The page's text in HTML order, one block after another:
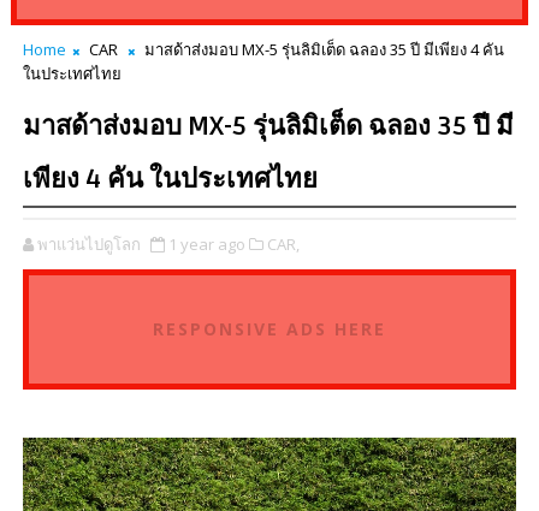
Home CAR
มาสด้าส่งมอบ MX-5 รุ่นลิมิเต็ด ฉลอง 35 ปี มีเพียง 4 คัน
ในประเทศไทย
มาสด้าส่งมอบ MX-5 รุ่นลิมิเต็ด ฉลอง 35 ปี มี
เพียง 4 คัน ในประเทศไทย
พาแว่นไปดูโลก 1 year ago CAR,
RESPONSIVE ADS HERE